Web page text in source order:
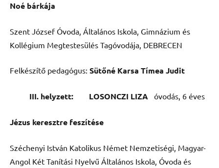
Noé bárkája
Szent József Óvoda, Általános Iskola, Gimnázium és
Kollégium Megtestesülés Tagóvodája, DEBRECEN
Felkészítő pedagógus: Sütőné Karsa Tímea Judit
III. helyzett: LOSONCZI LIZA óvodás, 6 éves
Jézus keresztre feszítése
Széchenyi István Katolikus Német Nemzetiségi, Magyar-
Angol Két Tanítási Nyelvű Általános Iskola, Óvoda és